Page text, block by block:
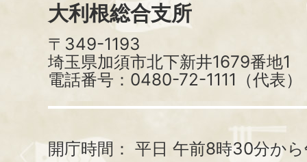
大利根総合支所
〒349-1193
埼玉県加須市北下新井1679番地1
電話番号：0480-72-1111（代表）
開庁時間： 平日 午前8時30分か